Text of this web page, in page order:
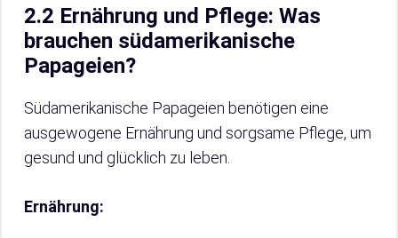
2.2 Ernährung und Pflege: Was
brauchen südamerikanische
Papageien?
Südamerikanische Papageien benötigen eine
ausgewogene Ernährung und sorgsame Pflege, um
gesund und glücklich zu leben.
Ernährung: